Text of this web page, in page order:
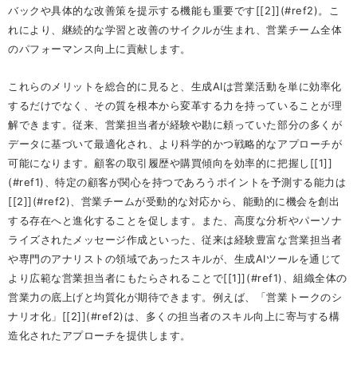
バックや具体的な改善策を提示する機能も重要です[[2]](#ref2)。こ
れにより、継続的な学習と改善のサイクルが生まれ、営業チーム全体
のパフォーマンス向上に貢献します。
これらのメリットを総合的に見ると、生成AIは営業活動を単に効率化
するだけでなく、その質を根本から変革する力を持っていることが理
解できます。従来、営業担当者が経験や勘に頼っていた部分の多くが
データに基づいて最適化され、より科学的かつ戦略的なアプローチが
可能になります。顧客の取引履歴や購買傾向を効率的に把握し[[1]]
(#ref1)、特定の顧客が関心を持つであろうポイントを予測する能力は
[[2]](#ref2)、営業チームが受動的な対応から、能動的に機会を創出
する存在へと進化することを促します。また、高度な分析やパーソナ
ライズされたメッセージ作成といった、従来は経験豊富な営業担当者
や専門のアナリストの領域であったスキルが、生成AIツールを通じて
より広範な営業担当者にもたらされることで[[1]](#ref1)、組織全体の
営業力の底上げと均質化が期待できます。例えば、「営業トークのシ
ナリオ化」[[2]](#ref2)は、多くの担当者のスキル向上に寄与する構
造化されたアプローチを提供します。